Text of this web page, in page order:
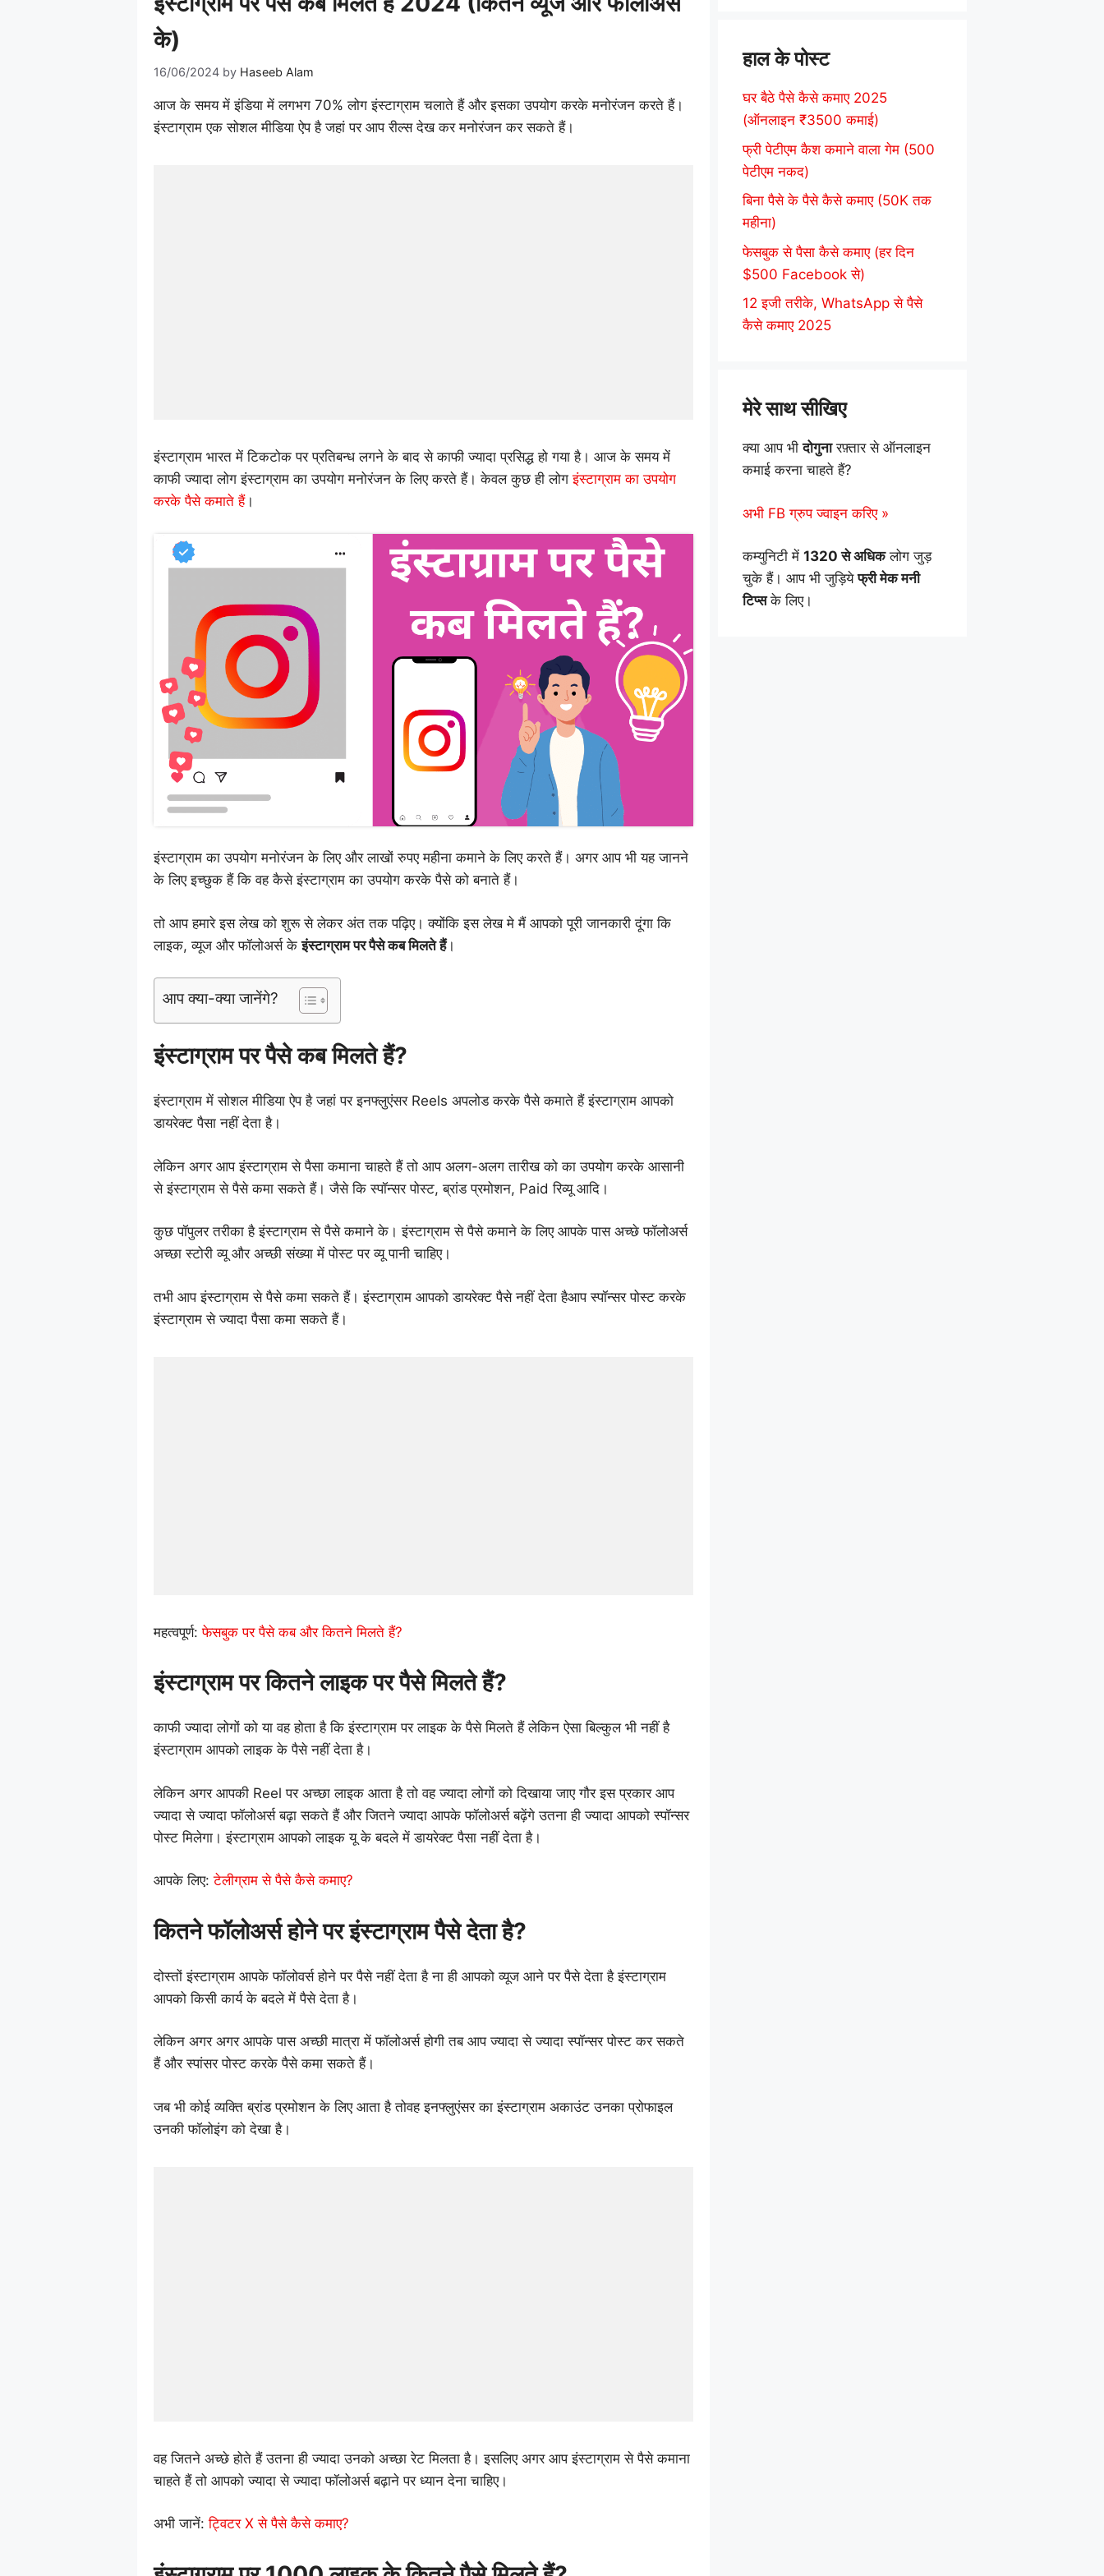
के)
16/06/2024 by Haseeb Alam
आज के समय में इंडिया में लगभग 70% लोग इंस्टाग्राम चलाते हैं और इसका उपयोग करके मनोरंजन करते हैं।
इंस्टाग्राम एक सोशल मीडिया ऐप है जहां पर आप रील्स देख कर मनोरंजन कर सकते हैं।
इंस्टाग्राम भारत में टिकटोक पर प्रतिबन्ध लगने के बाद से काफी ज्यादा प्रसिद्ध हो गया है। आज के समय में
काफी ज्यादा लोग इंस्टाग्राम का उपयोग मनोरंजन के लिए करते हैं। केवल कुछ ही लोगइंस्टाग्राम का उपयोग
करके पैसे कमाते हैं।
इंस्टाग्राम का उपयोग मनोरंजन के लिए और लाखों रुपए महीना कमाने के लिए करते हैं। अगर आप भी यह जानने
के लिए इच्छुक हैं कि वह कैसे इंस्टाग्राम का उपयोग करके पैसे को बनाते हैं।
तो आप हमारे इस लेख को शुरू से लेकर अंत तक पढ़िए। क्योंकि इस लेख मे मैं आपको पूरी जानकारी दूंगा कि
लाइक, व्यूज और फॉलोअर्स केइंस्टाग्राम पर पैसे कब मिलते हैं।
आप क्या-क्या जानेंगे?
इंस्टाग्राम पर पैसे कब मिलते हैं?
इंस्टाग्राम में सोशल मीडिया ऐप है जहां पर इनफ्लुएंसर Reels अपलोड करके पैसे कमाते हैं इंस्टाग्राम आपको
डायरेक्ट पैसा नहीं देता है।
लेकिन अगर आप इंस्टाग्राम से पैसा कमाना चाहते हैं तो आप अलग-अलग तारीख को का उपयोग करके आसानी
से इंस्टाग्राम से पैसे कमा सकते हैं। जैसे कि स्पॉन्सर पोस्ट, ब्रांड प्रमोशन, Paid रिव्यू आदि।
कुछ पॉपुलर तरीका है इंस्टाग्राम से पैसे कमाने के। इंस्टाग्राम से पैसे कमाने के लिए आपके पास अच्छे फॉलोअर्स
अच्छा स्टोरी व्यू और अच्छी संख्या में पोस्ट पर व्यू पानी चाहिए।
तभी आप इंस्टाग्राम से पैसे कमा सकते हैं। इंस्टाग्राम आपको डायरेक्ट पैसे नहीं देता हैआप स्पॉन्सर पोस्ट करके
इंस्टाग्राम से ज्यादा पैसा कमा सकते हैं।
महत्वपूर्ण:फेसबुक पर पैसे कब और कितने मिलते हैं?
इंस्टाग्राम पर कितने लाइक पर पैसे मिलते हैं?
काफी ज्यादा लोगों को या वह होता है कि इंस्टाग्राम पर लाइक के पैसे मिलते हैं लेकिन ऐसा बिल्कुल भी नहीं है
इंस्टाग्राम आपको लाइक के पैसे नहीं देता है।
लेकिन अगर आपकी Reel पर अच्छा लाइक आता है तो वह ज्यादा लोगों को दिखाया जाए गौर इस प्रकार आप
ज्यादा से ज्यादा फॉलोअर्स बढ़ा सकते हैं और जितने ज्यादा आपके फॉलोअर्स बढ़ेंगे उतना ही ज्यादा आपको स्पॉन्सर
पोस्ट मिलेगा। इंस्टाग्राम आपको लाइक यू के बदले में डायरेक्ट पैसा नहीं देता है।
आपके लिए:टेलीग्राम से पैसे कैसे कमाए?
कितने फॉलोअर्स होने पर इंस्टाग्राम पैसे देता है?
दोस्तों इंस्टाग्राम आपके फॉलोवर्स होने पर पैसे नहीं देता है ना ही आपको व्यूज आने पर पैसे देता है इंस्टाग्राम
आपको किसी कार्य के बदले में पैसे देता है।
लेकिन अगर अगर आपके पास अच्छी मात्रा में फॉलोअर्स होगी तब आप ज्यादा से ज्यादा स्पॉन्सर पोस्ट कर सकते
हैं और स्पांसर पोस्ट करके पैसे कमा सकते हैं।
जब भी कोई व्यक्ति ब्रांड प्रमोशन के लिए आता है तोवह इनफ्लुएंसर का इंस्टाग्राम अकाउंट उनका प्रोफाइल
उनकी फॉलोइंग को देखा है।
वह जितने अच्छे होते हैं उतना ही ज्यादा उनको अच्छा रेट मिलता है। इसलिए अगर आप इंस्टाग्राम से पैसे कमाना
चाहते हैं तो आपको ज्यादा से ज्यादा फॉलोअर्स बढ़ाने पर ध्यान देना चाहिए।
अभी जानें:ट्विटर X से पैसे कैसे कमाए?
हाल के पोस्ट
घर बैठे पैसे कैसे कमाए 2025
(ऑनलाइन ₹3500 कमाई)
फ्री पेटीएम कैश कमाने वाला गेम (500
पेटीएम नकद)
बिना पैसे के पैसे कैसे कमाए (50K तक
महीना)
फेसबुक से पैसा कैसे कमाए (हर दिन
$500 Facebook से)
12 इजी तरीके, WhatsApp से पैसे
कैसे कमाए 2025
मेरे साथ सीखिए
क्या आप भीदोगुनारफ़्तार से ऑनलाइन
कमाई करना चाहते हैं?
अभी FB ग्रुप ज्वाइन करिए »
कम्युनिटी में 1320 से अधिकलोग जुड़
चुके हैं। आप भी जुड़ियेफ्री मेक मनी
टिप्सके लिए।